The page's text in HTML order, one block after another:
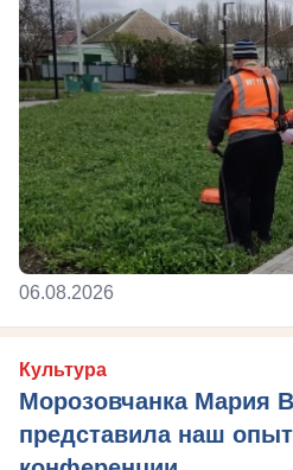
06.08.2026
Культура
Морозовчанка Мария
представила наш